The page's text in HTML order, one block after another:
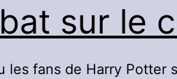
sur le
les fans de Harry Potter